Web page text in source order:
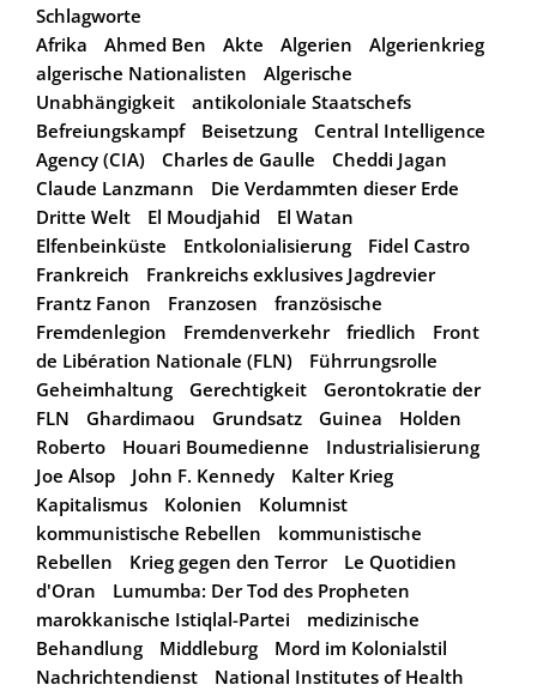
Schlagworte
Afrika
Ahmed Ben Akte Algerien
Algerienkrieg
algerische Nationalisten
Algerische
Unabhängigkeit
antikoloniale Staatschefs
Befreiungskampf
Beisetzung
Central Intelligence
Agency (CIA)
Charles de Gaulle
Cheddi Jagan
Claude Lanzmann
Die Verdammten dieser Erde
Dritte Welt
El Moudjahid
El Watan
Elfenbeinküste
Entkolonialisierung
Fidel Castro
Frankreich
Frankreichs exklusives Jagdrevier
Frantz Fanon
Franzosen
französische
Fremdenlegion
Fremdenverkehr friedlich
Front
de Libération Nationale (FLN)
Führrungsrolle
Geheimhaltung
Gerechtigkeit
Gerontokratie der
FLN
Ghardimaou Grundsatz Guinea
Holden
Roberto
Houari Boumedienne
Industrialisierung
Joe Alsop
John F. Kennedy
Kalter Krieg
Kapitalismus
Kolonien
Kolumnist
kommunistische Rebellen
kommunistische
Rebellen
Krieg gegen den Terror
Le Quotidien
d'Oran
Lumumba: Der Tod des Propheten
marokkanische Istiqlal-Partei
medizinische
Behandlung
Middleburg
Mord im Kolonialstil
Nachrichtendienst
National Institutes of Health